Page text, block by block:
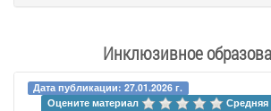
Инклюзивное
Дата публикации: 27.01.2026 г.
Оцените материал
Средняя